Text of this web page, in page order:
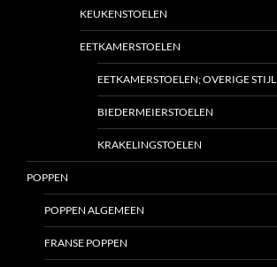
KEUKENSTOELEN
EETKAMERSTOELEN
EETKAMERSTOELEN; OVERIGE
BIEDERMEIERSTOELEN
KRAKELINGSTOELEN
POPPEN
POPPEN ALGEMEEN
FRANSE POPPEN